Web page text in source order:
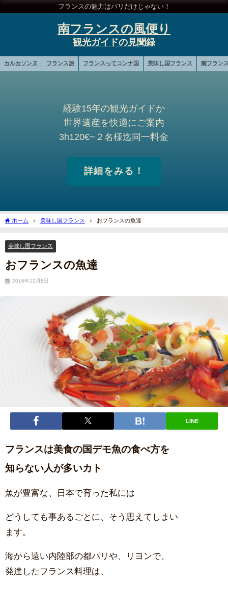
フランスの魅力はバリだけじゃない！
南フランスの風便り
カルカソンヌ フランス旅 フランスってコンナ国 美味し国フランス 南フラン
経験15年の観光ガイドか
世界遺産を快適にご案内
3h120€~２名様迄同一料金
詳細をみる！
ホーム 美味し国フランス おフランスの魚達
美味し国フランス
おフランスの魚達
2016年12月8日
LINE
フランスは美食の国デモ魚の食べ方を
知らない人が多いカト
魚が豊富な、日本で育った私には
どうしても事あるごとに、そう思えてしまい
ます。
海から遠い内陸部の都パリや、リヨンで、
発達したフランス料理は、